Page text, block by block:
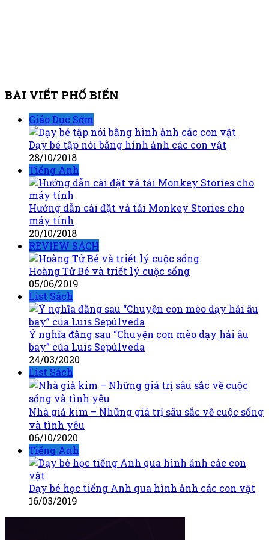
BÀI VIẾT PHỔ BIẾN
Giáo Dục Sớm
Dạy bé tập nói bằng hình ảnh các con vật
28/10/2018
Tiếng Anh
Hướng dẫn cài đặt và tải Monkey Stories cho
máy tính
20/10/2018
REVIEW SÁCH
Hoàng Tử Bé và triết lý cuộc sống
05/06/2019
List Sách
Ý nghĩa đằng sau “Chuyện con mèo dạy hải âu
bay” của Luis Sepúlveda
24/03/2020
List Sách
Nhà giả kim – Những giá trị sâu sắc về cuộc sống
và tình yêu
06/10/2020
Tiếng Anh
Dạy bé học tiếng Anh qua hình ảnh các con vật
16/03/2019